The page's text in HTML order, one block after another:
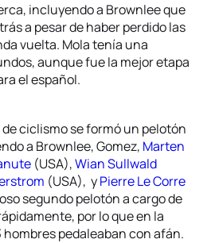
incluyendo a Brownlee que
a pesar de haber perdido las
vuelta. Mola tenía una
aunque fue la mejor etapa
el español.
ciclismo se formó un pelotón
a Brownlee, Gomez, Marten
(USA),Wian Sullwald
(USA), yPierre Le Corre
segundo pelotón a cargo de
por lo que en la
pedaleaban con afán.